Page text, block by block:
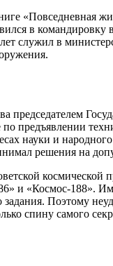
«Повседневная
в
служил в
предъявлении
науки и
решения на
«Космос-188».
Поэтому
спину самого